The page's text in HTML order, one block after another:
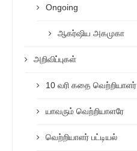
Ongoing
ஆகர்ஷிய அகமுகா
அறிவிப்புகள்
10 வரி கதை வெற்றியாளர்
யாவரும் வெற்றியாளரே
வெற்றியாளர் பட்டியல்